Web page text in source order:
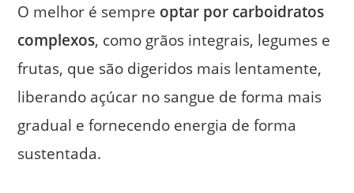
O melhor é sempre optar por carboidratos
complexos, como grãos integrais, legumes e
frutas, que são digeridos mais lentamente,
liberando açúcar no sangue de forma mais
gradual e fornecendo energia de forma
sustentada.